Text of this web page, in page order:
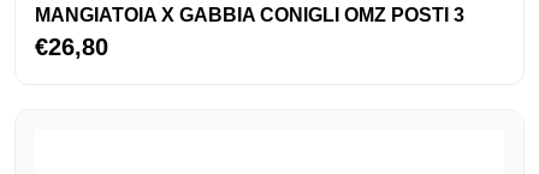
MANGIATOIA X GABBIA CONIGLI OMZ POSTI 3
€26,80